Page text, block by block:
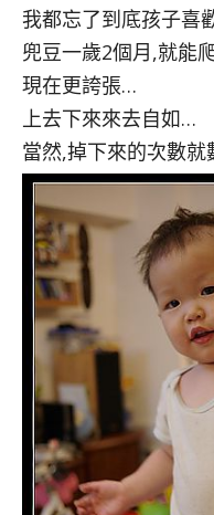
我都忘了到底孩子喜
兜豆一歲2個月,就能
現在更誇張…
上去下來來去自如…
當然,掉下來的次數就